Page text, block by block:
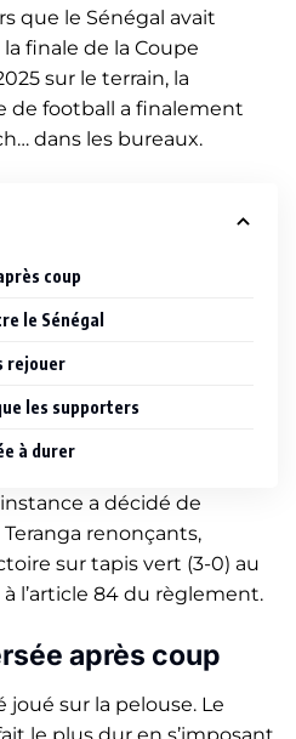
que le Sénégal avait
finale de la Coupe
sur le terrain, la
de football a finalement
dans les bureaux.
coup
le Sénégal
rejouer
les supporters
à durer
a décidé de
renonçants,
sur tapis vert (3-0) au
l’article 84 du règlement.
après coup
sur la pelouse. Le